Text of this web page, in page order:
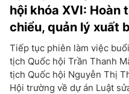
hội khóa XVI: Hoàn
chiểu, quản lý xuất
Tiếp tục phiên làm việc
tịch Quốc hội Trần Thanh
tịch Quốc hội Nguyễn Thị
Hội trường về dự án Luật